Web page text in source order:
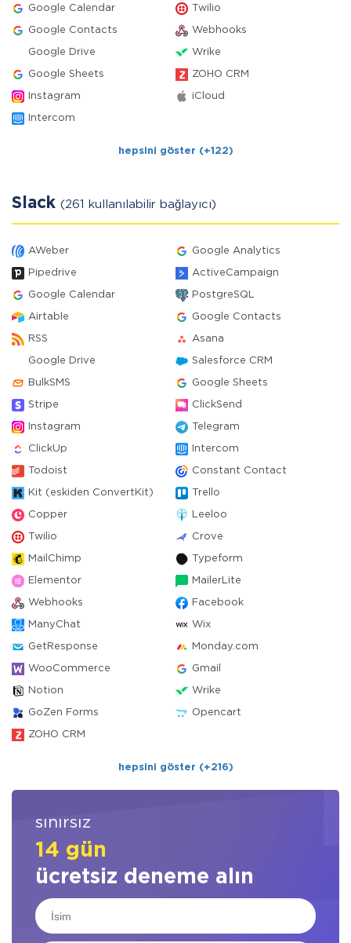
Google Calendar Twilio
Google Contacts Webhooks
Google Drive Wrike
Google Sheets ZOHO CRM
Instagram iCloud
Intercom
hepsini göster (+122)
Slack (261 kullanılabilir bağlayıcı)
AWeber Google Analytics
Pipedrive ActiveCampaign
Google Calendar PostgreSQL
Airtable Google Contacts
RSS Asana
Google Drive Salesforce CRM
BulkSMS Google Sheets
Stripe ClickSend
Instagram Telegram
ClickUp Intercom
Todoist Constant Contact
Kit (eskiden ConvertKit) Trello
Copper Leeloo
Twilio Crove
MailChimp Typeform
Elementor MailerLite
Webhooks Facebook
ManyChat Wix
GetResponse Monday.com
WooCommerce Gmail
Notion Wrike
GoZen Forms Opencart
ZOHO CRM
hepsini göster (+216)
sınırsız
14 gün
ücretsiz deneme alın